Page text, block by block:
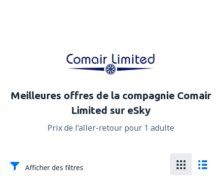
Meilleures offres de la compagnie Comair
Limited sur eSky
Prix de l’aller-retour pour 1 adulte
Afficher des filtres